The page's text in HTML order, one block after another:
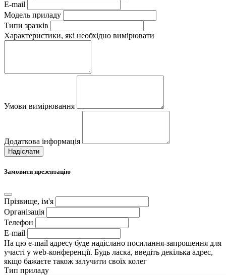
E-mail
Модель приладу
Типи зразків
Характеристики, які необхідно вимірювати
Умови вимірювання
Додаткова інформація
Надіслати
Замовити презентацію
Прізвище, ім'я
Організація
Телефон
E-mail
На цю e-mail адресу буде надіслано посилання-запрошення для
участі у web-конференції. Будь ласка, введіть декілька адрес,
якщо бажаєте також залучити своїх колег
Тип приладу